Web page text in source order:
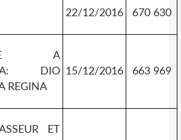
22/12/2016 670 630
A
DIO
REGINA
15/12/2016 663 969
ET